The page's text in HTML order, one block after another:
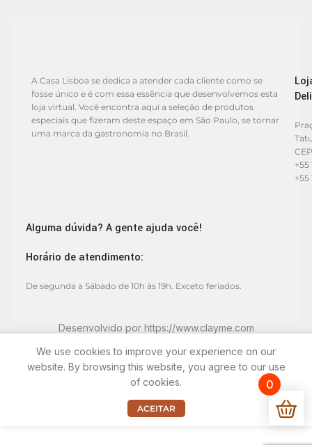
A Casa Lisboa se dedica a atender cada cliente como se
fosse único e é com essa essência que desenvolvemos esta
loja virtual. Você encontra aqui a seleção de produtos
especiais que fizeram deste espaço em São Paulo, se tornar
uma marca da gastronomia no Brasil.
+55
+55
Alguma dúvida? A gente ajuda você!
Horário de atendimento:
De segunda a Sábado de 10h às 19h. Exceto feriados.
Desenvolvido por https://www.clayme.com
We use cookies to improve your experience on our
website. By browsing this website, you agree to our use
of cookies.
ACEITAR
0